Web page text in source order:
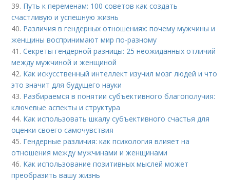
39. Путь к переменам: 100 советов как создать
счастливую и успешную жизнь
40. Различия в гендерных отношениях: почему мужчины и
женщины воспринимают мир по-разному
41.Секреты гендерной разницы: 25 неожиданных отличий
между мужчиной и женщиной
42. Как искусственный интеллект изучил мозг людей и что
это значит для будущего науки
43. Разбираемся в понятии субъективного благополучия:
ключевые аспекты и структура
44. Как использовать шкалу субъективного счастья для
оценки своего самочувствия
45. Гендерные различия: как психология влияет на
отношения между мужчинами и женщинами
46. Как использование позитивных мыслей может
преобразить вашу жизнь